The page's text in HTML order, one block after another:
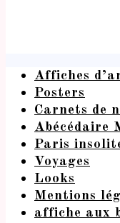
Affiches
Posters
Carnets de
Abécédaire
Paris
Voyages
Looks
Mentions
affiche aux